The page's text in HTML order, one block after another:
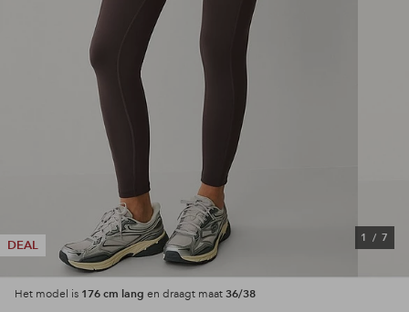
DEAL
1 / 7
Het model is 176 cm lang en draagt maat 36/38